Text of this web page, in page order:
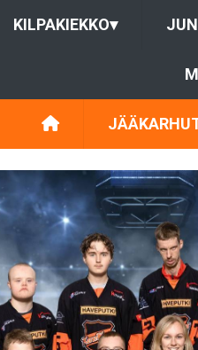
KILPAKIEKKO▾